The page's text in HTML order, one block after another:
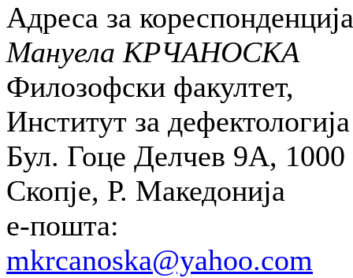
Адреса за
Мануела КРЧАНОСКА
Филозофски факултет,
Институт за дефектологија
Бул. Гоце Делчев 9А, 1000
Скопје, Р. Македонија
e-пошта:
mkrcanoska@yahoo.com